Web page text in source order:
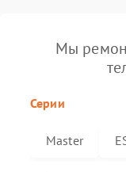
Мы
Серии
Master